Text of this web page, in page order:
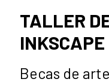
TALLER
INKSCAPE
Becas de